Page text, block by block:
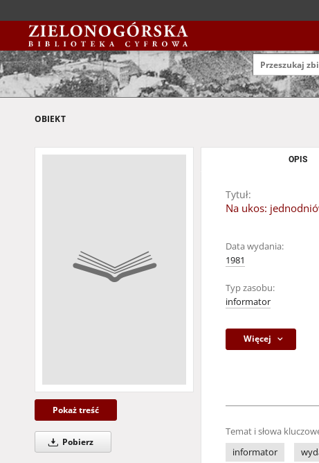
OBIEKT
Pokaż treść
Pobierz
OPIS
Tytuł:
Na ukos:
Data wydania:
1981
Typ zasobu:
informator
Więcej
Temat i słowa
informator